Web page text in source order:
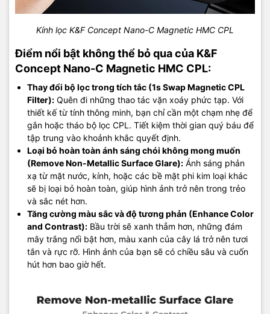
Kính lọc K&F Concept Nano-C Magnetic HMC CPL
Điểm nổi bật không thể bỏ qua của K&F
Concept Nano-C Magnetic HMC CPL:
Thay đổi bộ lọc trong tích tắc (1s Swap Magnetic CPL
Filter): Quên đi những thao tác vặn xoáy phức tạp. Với
thiết kế từ tính thông minh, bạn chỉ cần một chạm nhẹ để
gắn hoặc tháo bộ lọc CPL. Tiết kiệm thời gian quý báu để
tập trung vào khoảnh khắc quyết định.
Loại bỏ hoàn toàn ánh sáng chói không mong muốn
(Remove Non-Metallic Surface Glare): Ánh sáng phản
xạ từ mặt nước, kính, hoặc các bề mặt phi kim loại khác
sẽ bị loại bỏ hoàn toàn, giúp hình ảnh trở nên trong trẻo
và sắc nét hơn.
Tăng cường màu sắc và độ tương phản (Enhance Color
and Contrast): Bầu trời sẽ xanh thẳm hơn, những đám
mây trắng nổi bật hơn, màu xanh của cây lá trở nên tươi
tắn và rực rỡ. Hình ảnh của bạn sẽ có chiều sâu và cuốn
hút hơn bao giờ hết.